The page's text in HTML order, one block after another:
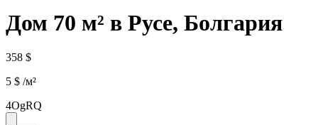
Дом 70 м² в Русе, Болгария
358 $
5 $ /м²
4OgRQ